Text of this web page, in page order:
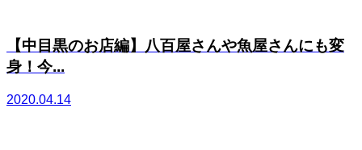
【中目黒のお店編】八百屋さんや魚屋さんにも変
身！今...
2020.04.14